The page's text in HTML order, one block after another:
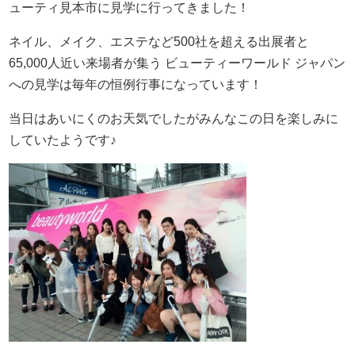
ューティ見本市に見学に行ってきました！
ネイル、メイク、エステなど500社を超える出展者と
65,000人近い来場者が集う ビューティーワールド ジャパン
への見学は毎年の恒例行事になっています！
当日はあいにくのお天気でしたがみんなこの日を楽しみに
していたようです♪